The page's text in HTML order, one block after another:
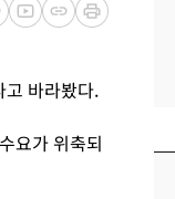
바라봤다.
요가 위축되